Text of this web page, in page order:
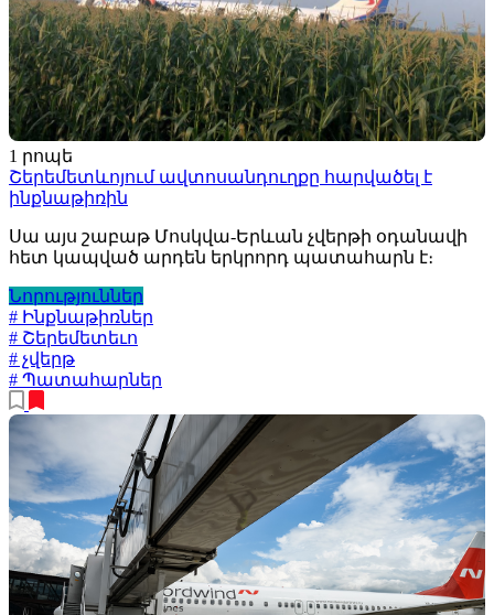
1 րոպե
Շերեմետևոյում ավտոսանդուղքը հարվածել է
ինքնաթիռին
Սա այս շաբաթ Մոսկվա-Երևան չվերթի օդանավի
հետ կապված արդեն երկրորդ պատահարն է։
Նորություններ
# Ինքնաթիռներ
# Շերեմետեւո
# չվերթ
# Պատահարներ